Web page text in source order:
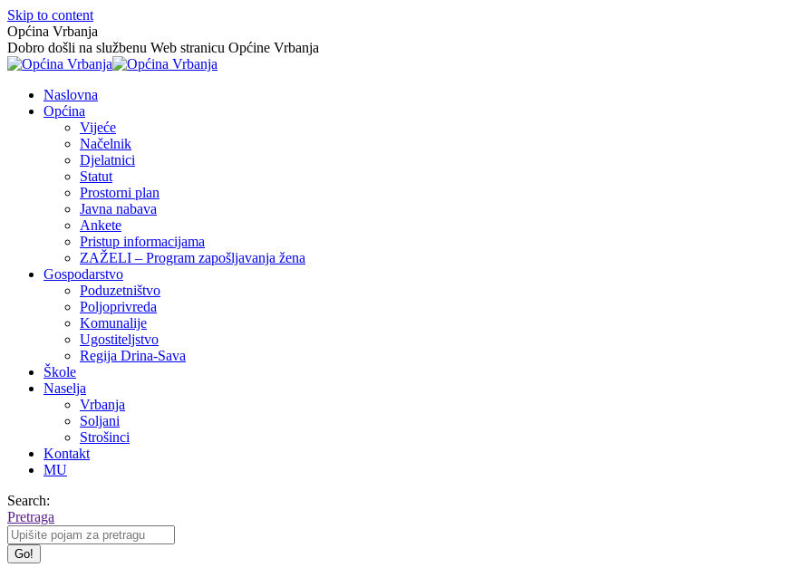
Skip to content
Općina Vrbanja
Dobro došli na službenu Web stranicu Općine Vrbanja
Naslovna
Općina
Vijeće
Načelnik
Djelatnici
Statut
Prostorni plan
Javna nabava
Ankete
Pristup informacijama
ZAŽELI – Program zapošljavanja žena
Gospodarstvo
Poduzetništvo
Poljoprivreda
Komunalije
Ugostiteljstvo
Regija Drina-Sava
Škole
Naselja
Vrbanja
Soljani
Strošinci
Kontakt
MU
Search:
Pretraga